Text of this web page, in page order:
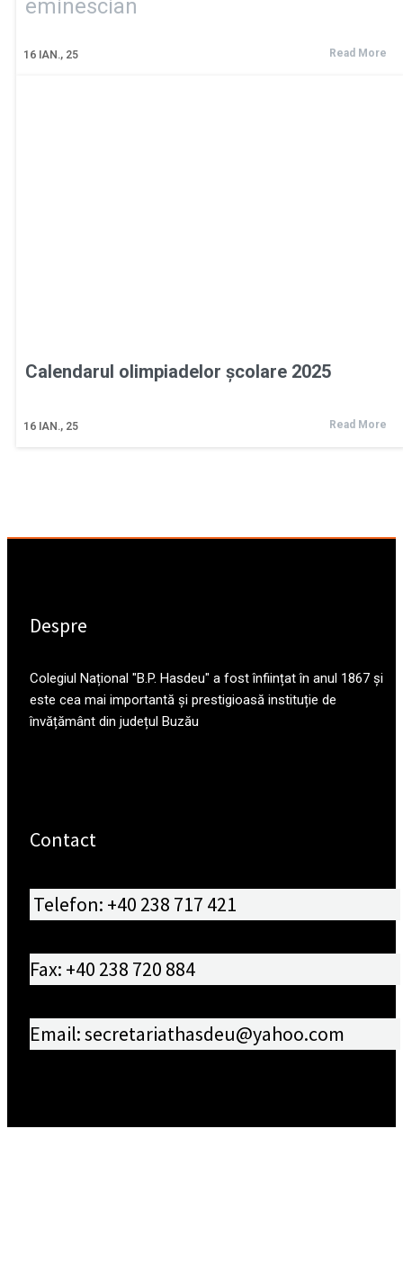
16 IAN., 25
eminescian
Read More
Calendarul olimpiadelor școlare 2025
16 IAN., 25 Read More
Despre
Colegiul Național "B.P. Hasdeu" a fost înființat în anul 1867 și
este cea mai importantă și prestigioasă instituție de
învățământ din județul Buzău
Contact
Telefon: +40 238 717 421
Fax: +40 238 720 884
Email: secretariathasdeu@yahoo.com